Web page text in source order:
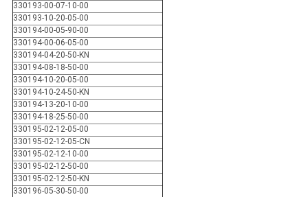
330193-00-07-10-00
330193-10-20-05-00
330194-00-05-90-00
330194-00-06-05-00
330194-04-20-50-KN
330194-08-18-50-00
330194-10-20-05-00
330194-10-24-50-KN
330194-13-20-10-00
330194-18-25-50-00
330195-02-12-05-00
330195-02-12-05-CN
330195-02-12-10-00
330195-02-12-50-00
330195-02-12-50-KN
330196-05-30-50-00